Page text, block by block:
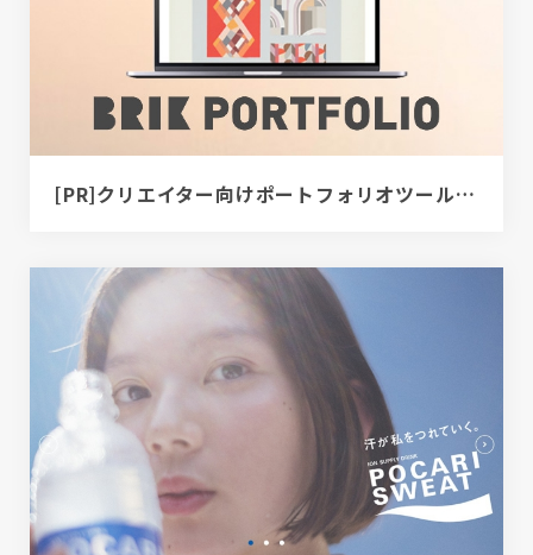
[PR]クリエイター向けポートフォリオツール｜BRIK PORTFOLIO